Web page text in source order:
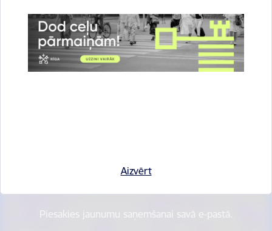
Aizvērt
Piesakies jaunumu saņemšanai savā e-pastā.